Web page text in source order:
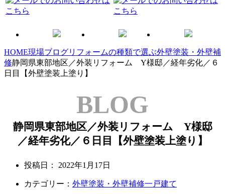
HOME現場ブログリフォームの種類で選ぶ外壁塗装・外壁補
修静岡県東部地区／外装リフォーム Y様邸／経年劣化／６
日目【外壁塗装上塗り】
BLOG
静岡県東部地区／外装リフォーム Y様邸
／経年劣化／６日目【外壁塗装上塗り】
投稿日： 2022年1月17日
カテゴリー： 外壁塗装・外壁補修一戸建て